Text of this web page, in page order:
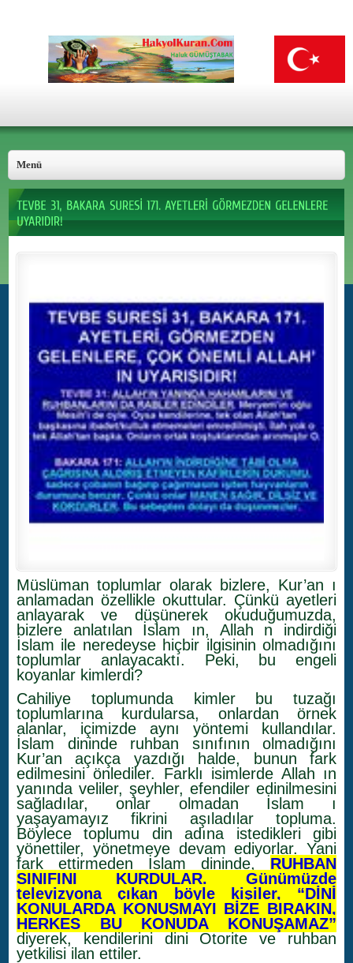
Müslüman toplumlar olarak bizlere, Kur’an ı
anlamadan özellikle okuttular. Çünkü ayetleri
anlayarak ve düşünerek okuduğumuzda,
bizlere anlatılan İslam ın, Allah n indirdiği
İslam ile neredeyse hiçbir ilgisinin olmadığını
toplumlar anlayacaktı. Peki, bu engeli
koyanlar kimlerdi?
Cahiliye toplumunda kimler bu tuzağı
toplumlarına kurdularsa, onlardan örnek
alanlar, içimizde aynı yöntemi kullandılar.
İslam dininde ruhban sınıfının olmadığını
Kur’an açıkça yazdığı halde, bunun fark
edilmesini önlediler. Farklı isimlerde Allah ın
yanında veliler, şeyhler, efendiler edinilmesini
sağladılar, onlar olmadan İslam ı
yaşayamayız fikrini aşıladılar topluma.
Böylece toplumu din adına istedikleri gibi
yönettiler, yönetmeye devam ediyorlar. Yani
fark ettirmeden İslam dininde, RUHBAN
SINIFINI KURDULAR. Günümüzde
televizyona çıkan böyle kişiler, “DİNİ
KONULARDA KONUŞMAYI BİZE BIRAKIN,
HERKES BU KONUDA KONUŞAMAZ”
diyerek, kendilerini dini Otorite ve ruhban
yetkilisi ilan ettiler.